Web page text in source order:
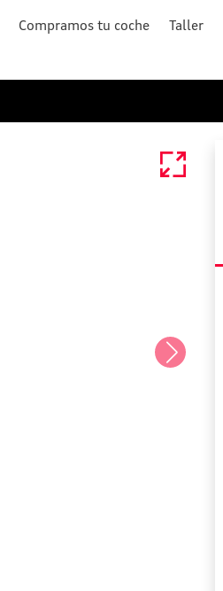
Compramos tu coche Taller